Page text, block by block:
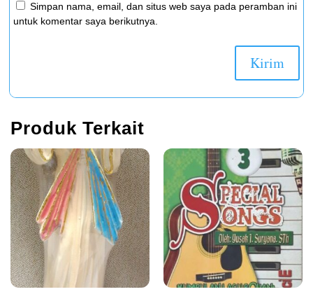
Simpan nama, email, dan situs web saya pada peramban ini
untuk komentar saya berikutnya.
Produk Terkait